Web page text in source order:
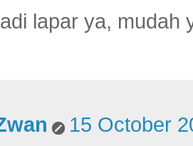
lapar ya, mudah
15 October